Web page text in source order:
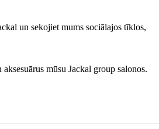
un sekojiet mums sociālajos tīklos,
mūsu Jackal group salonos.